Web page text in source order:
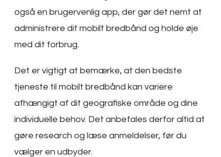
også en brugervenlig app, der gør det nemt at
administrere dit mobilt bredbånd og holde øje
med dit forbrug.
Det er vigtigt at bemærke, at den bedste
tjeneste til mobilt bredbånd kan variere
afhængigt af dit geografiske område og dine
individuelle behov. Det anbefales derfor altid at
gøre research og læse anmeldelser, før du
vælger en udbyder.